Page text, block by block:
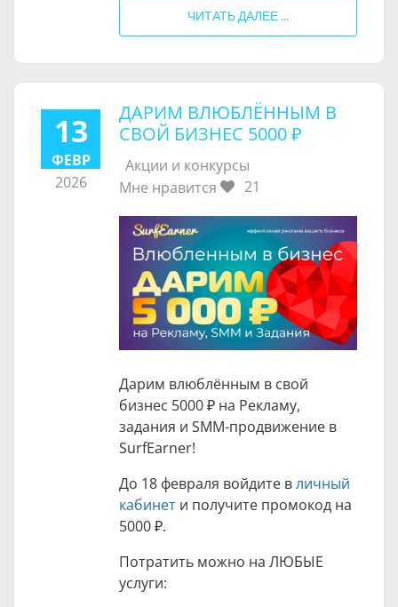
ЧИТАТЬ ДАЛЕЕ ...
13
ФЕВР
2026
​ДАРИМ ВЛЮБЛЁННЫМ В
СВОЙ БИЗНЕС 5000 ₽
Акции и конкурсы
Мне нравится
21
Дарим влюблённым в свой
бизнес 5000 ₽ на Рекламу,
задания и SMM-продвижение в
SurfEarner!
До 18 февраля войдите вличный
кабинет и получите промокод на
5000 ₽.
Потратить можно на ЛЮБЫЕ
услуги: